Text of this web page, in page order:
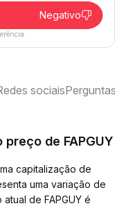
Negativo
sociaisPerguntas
de FAPGUY
capitalização de
uma variação de
de FAPGUY é